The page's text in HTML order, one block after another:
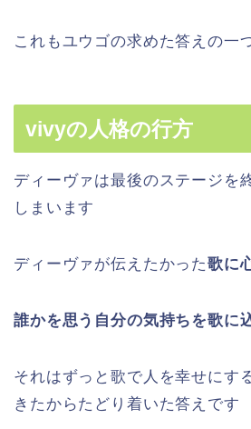
これもユウゴの求めた答えの一
vivyの人格の行方
ディーヴァは最後のステージを
しまいます
ディーヴァが伝えたかった歌に
誰かを思う自分の気持ちを歌に
それはずっと歌で人を幸せにす
きたからたどり着いた答えです